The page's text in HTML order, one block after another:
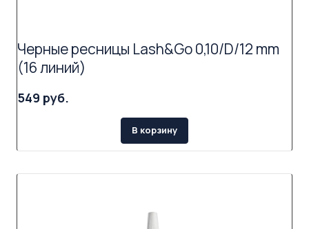
Черные ресницы Lash&Go 0,10/D/12 mm
(16 линий)
549 руб.
В корзину